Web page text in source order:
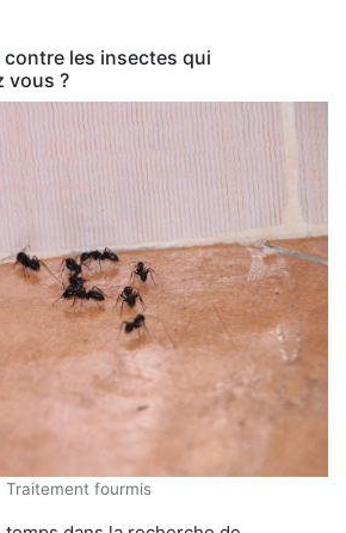
les insectes qui
vous ?
Traitement fourmis